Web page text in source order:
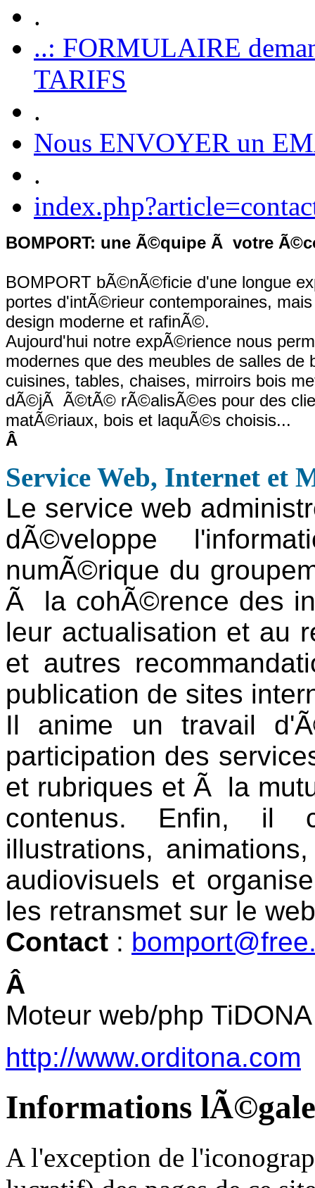
.
..: FORMULAIRE
TARIFS
.
Nous ENVOYER un
.
BOMPORT: une Ã©quipe Ã votre
BOMPORT bÃ©nÃ©ficie d'une longue
portes d'intÃ©rieur contemporaines,
design moderne et rafinÃ©.
Aujourd'hui notre expÃ©rience nous
modernes que des meubles de salles
cuisines, tables, chaises, mirroirs bois
dÃ©jÃ Ã©tÃ© rÃ©alisÃ©es pour des
matÃ©riaux, bois et laquÃ©s choisis...
Â
Service Web, Internet et
Le service web
dÃ©veloppe
numÃ©rique du
Ã la cohÃ©rence des
leur actualisation et au
et autres
publication de sites
Il anime un travail
participation des
et rubriques et Ã la
contenus. Enfin, il
illustrations,
audiovisuels et
les retransmet sur le
Contact :
Â
Moteur web/php
http://www.orditona.com
Informations
A l'exception de